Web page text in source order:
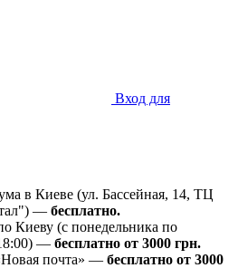
Вход для
в Киеве (ул. Бассейная, 14, ТЦ
— бесплатно.
Киеву (с понедельника по
— бесплатно от 3000 грн.
почта» — бесплатно от 3000